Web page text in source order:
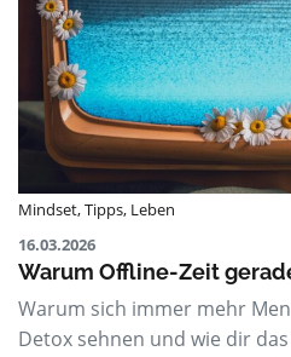
Mindset,Tipps, Leben
16.03.2026
Warum Offline-Zeit
Warum sich immer mehr
Detox sehnen und wie dir